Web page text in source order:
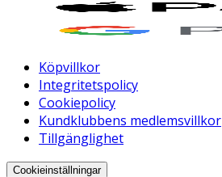
Köpvillkor
Integritetspolicy
Cookiepolicy
Kundklubbens medlemsvillkor
Tillgänglighet
Cookieinställningar